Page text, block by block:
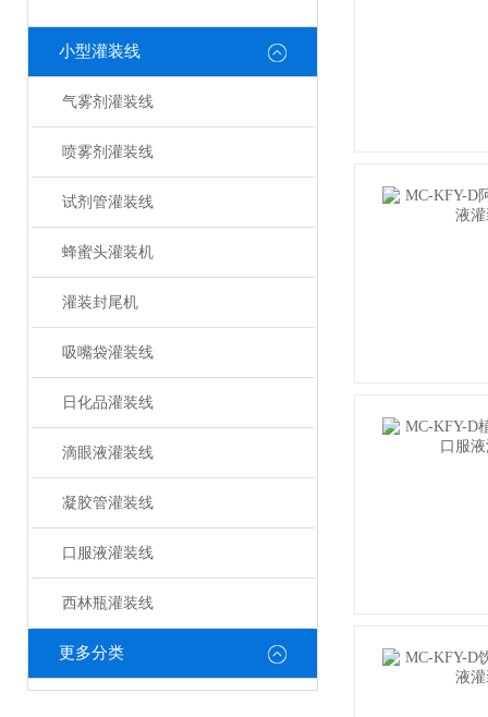
小型灌装线
气雾剂灌装线
喷雾剂灌装线
试剂管灌装线
蜂蜜头灌装机
灌装封尾机
吸嘴袋灌装线
日化品灌装线
滴眼液灌装线
凝胶管灌装线
口服液灌装线
西林瓶灌装线
更多分类